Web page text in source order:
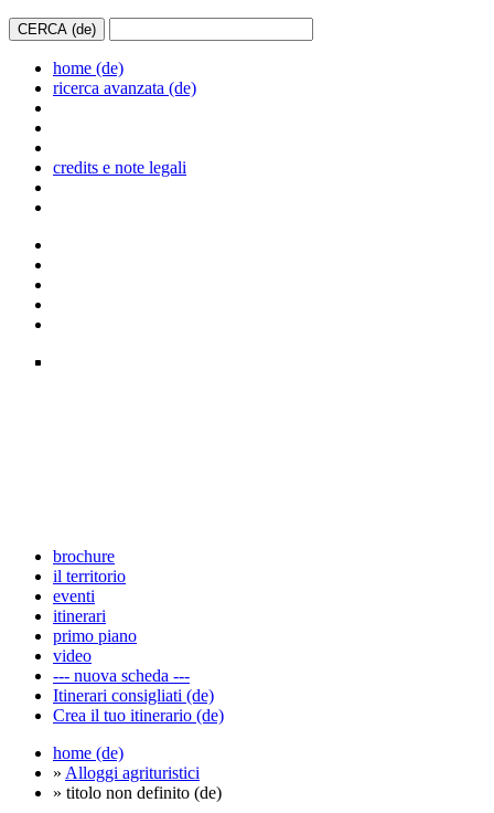
home (de)
ricerca avanzata (de)
credits e note legali
brochure
il territorio
eventi
itinerari
primo piano
video
--- nuova scheda ---
Itinerari consigliati (de)
Crea il tuo itinerario (de)
home (de)
» Alloggi agrituristici
» titolo non definito (de)